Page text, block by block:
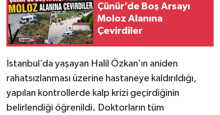
Çünür’de Boş Arsayı
Moloz Alanına
Çevirdiler
İstanbul’da yaşayan Halil Özkan’ın aniden
rahatsızlanması üzerine hastaneye kaldırıldığı,
yapılan kontrollerde kalp krizi geçirdiğinin
belirlendiği öğrenildi. Doktorların tüm
Spor
Tarihi Yapılarımız
Teknoloji
Türkiye